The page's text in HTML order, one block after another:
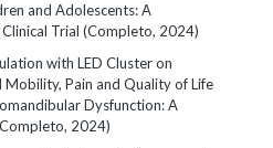
and Adolescents: A
Trial (Completo, 2024)
with LED Cluster on
Pain and Quality of Life
Dysfunction: A
2024)